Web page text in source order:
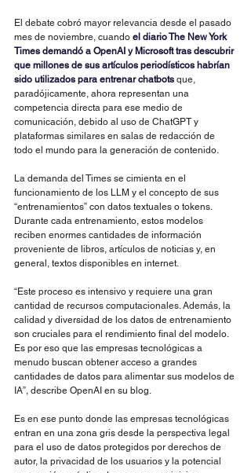
El debate cobró mayor relevancia desde el pasado
mes de noviembre, cuando el diario The New York
Times demandó a OpenAI y Microsoft tras descubrir
que millones de sus artículos periodísticos habrían
sido utilizados para entrenar chatbots que,
paradójicamente, ahora representan una
competencia directa para ese medio de
comunicación, debido al uso de ChatGPT y
plataformas similares en salas de redacción de
todo el mundo para la generación de contenido.
La demanda del Times se cimienta en el
funcionamiento de los LLM y el concepto de sus
“entrenamientos” con datos textuales o tokens.
Durante cada entrenamiento, estos modelos
reciben enormes cantidades de información
proveniente de libros, artículos de noticias y, en
general, textos disponibles en internet.
“Este proceso es intensivo y requiere una gran
cantidad de recursos computacionales. Además, la
calidad y diversidad de los datos de entrenamiento
son cruciales para el rendimiento final del modelo.
Es por eso que las empresas tecnológicas a
menudo buscan obtener acceso a grandes
cantidades de datos para alimentar sus modelos de
IA”, describe OpenAI en su blog.
Es en ese punto donde las empresas tecnológicas
entran en una zona gris desde la perspectiva legal
para el uso de datos protegidos por derechos de
autor, la privacidad de los usuarios y la potencial